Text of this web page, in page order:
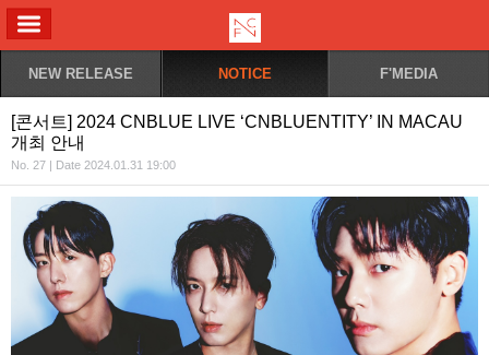
NEW RELEASE NOTICE F'MEDIA
[콘서트] 2024 CNBLUE LIVE ‘CNBLUENTITY’ IN MACAU
개최 안내
No. 27 | Date 2024.01.31 19:00